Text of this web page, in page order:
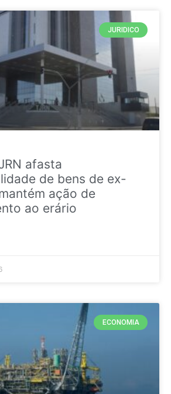
JURIDICO
afasta
de bens de ex-
ação de
ao erário
ECONOMIA